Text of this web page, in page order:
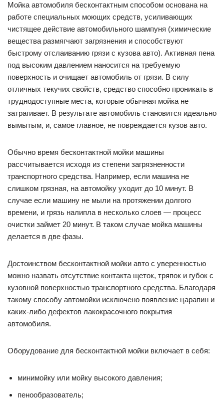
Мойка автомобиля бесконтактным способом основана на
работе специальных моющих средств, усиливающих
чистящее действие автомобильного шампуня (химические
вещества размягчают загрязнения и способствуют
быстрому отслаиванию грязи с кузова авто). Активная пена
под высоким давлением наносится на требуемую
поверхность и очищает автомобиль от грязи. В силу
отличных текучих свойств, средство способно проникать в
труднодоступные места, которые обычная мойка не
затрагивает. В результате автомобиль становится идеально
вымытым, и, самое главное, не повреждается кузов авто.
Обычно время бесконтактной мойки машины
рассчитывается исходя из степени загрязненности
транспортного средства. Например, если машина не
слишком грязная, на автомойку уходит до 10 минут. В
случае если машину не мыли на протяжении долгого
времени, и грязь налипла в несколько слоев — процесс
очистки займет 20 минут. В таком случае мойка машины
делается в две фазы.
Достоинством бесконтактной мойки авто с уверенностью
можно назвать отсутствие контакта щеток, тряпок и губок с
кузовной поверхностью транспортного средства. Благодаря
такому способу автомойки исключено появление царапин и
каких-либо дефектов лакокрасочного покрытия
автомобиля.
Оборудование для бесконтактной мойки включает в себя:
минимойку или мойку высокого давления;
пенообразователь;